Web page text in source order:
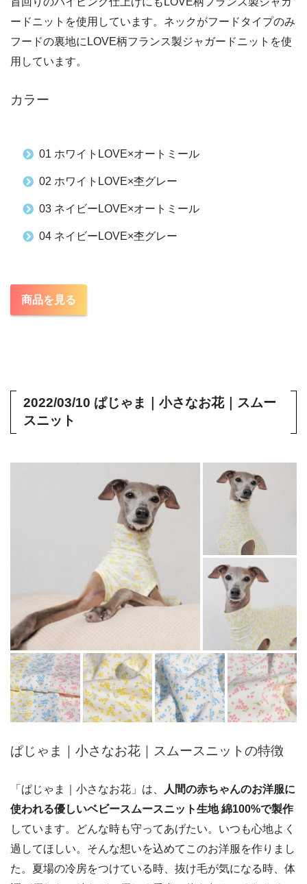
ードニットを使用しています。ネックがフードタイプのみ
フードの裏地にLOVE柄フランス製ジャガードニットを使
用しています。
カラー
01 ホワイトLOVE×オートミール
02 ホワイトLOVE×杢グレー
03 ネイビーLOVE×オートミール
04 ネイビーLOVE×杢グレー
商品を見る
2022/03/10 ぱじゃま｜小さなお花｜スムー
スニット
ぱじゃま｜小さなお花｜スムースニットの特徴
「ぱじゃま｜小さなお花」は、
人間の赤ちゃんのお洋服に
使われる優しいベビースムースニット生地 綿100%で製作
しています。どんな時も守ってあげたい。いつも心地よく
過してほしい。そんな想いを込めてこのお洋服を作りまし
た。夏場の冷房をつけている時、抜け毛が気になる時、体